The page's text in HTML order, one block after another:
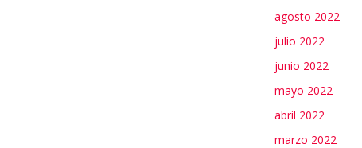
agosto 2022
julio 2022
junio 2022
mayo 2022
abril 2022
marzo 2022